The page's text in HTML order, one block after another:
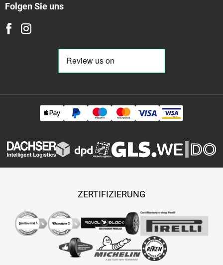
Folgen Sie uns
ZERTIFIZIERUNG